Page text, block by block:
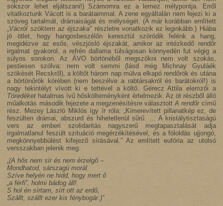
sokszor lehet eljátszani!) Számomra ez a lemez mélypontja. Erről
vitatkoztunk Vácott is a barátaimmal. A zene egyáltalán nem fejezi ki a
szöveg tartalmát, drámaiságát és mélységét. (A már korábban említett
„Vácról szöktem az éjszaka”részletre vonatkozik ez leginkább.) Hiába
jó ötlet, hogy hangosbeszélőn keresztül szóródik felénk a hang,
megidézve az esős, vészjósló éjszakát, amikor az intézkedő rendőr
irgalmat gyakorol, a refrén dallama túlságosan könnyedén fut végig a
súlyos sorokon. Az ÁVO börtönéből megszökni nem volt szokás,
pestiesen szólva: nem volt semmi (lásd még Michnay Gyuláék
szökését Recskről), a költőt három nap múlva elkapó rendőrök és utána
a börtönőrök körében (nem beszélve a rabtársakról és barátokról!) is
nagy tekintélyt vívott ki e tettével a költő. Gérecz Attila elemzői a
Töredéket hatalmas ívű hőskölteményként értelmezik. Az öt részből álló
műalkotás második fejezete a megzenésítésre választottA rendőrcímű
rész. Mezey László Miklós így ír róla: „Kimerevített pillanatkép ez, de
feszülten drámai, abszurd és hihetetlenül sűrű. … A kristálytisztaságú
vers az emberi szolidaritás nagyszerű megtapasztalását adja
irgalmatlanul feszült szituáció megérzékítésével, és a föloldás ujjongó,
megkönnyebbülést kifejező sírásával.” Az említett eufória az utolsó
versszakban jelenik meg.
„(A hős nem sír és nem érzelgő –
Mondhatod, sárszagú morál.
Szíve helyén ne hidd, hogy mert ő
„a férfi”, holmi bádog áll!
S hol én sírtam, sírt ott az erdő,
Szállt, szállt ezer kis fénybogár.)”